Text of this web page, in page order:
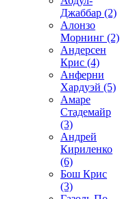
Джаббар (2)
Алонзо
Морнинг (2)
Андерсен
Крис (4)
Анферни
Xардуэй (5)
Амаре
Стадемайр
(3)
Андрей
Кириленко
(6)
Бош Крис
(3)